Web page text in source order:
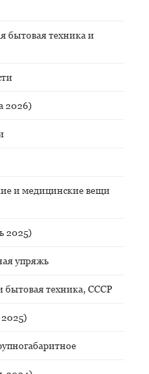
бытовая техника и
2026)
и медицинские вещи
2025)
упряжь
бытовая техника, СССР